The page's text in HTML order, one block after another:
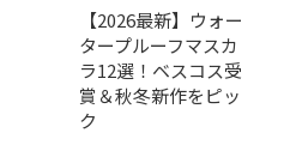
【2026最新】ウォー
タープルーフマスカ
ラ12選！ベスコス受
賞＆秋冬新作をピッ
ク